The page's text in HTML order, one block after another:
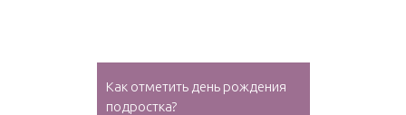
Как отметить день рождения
подростка?